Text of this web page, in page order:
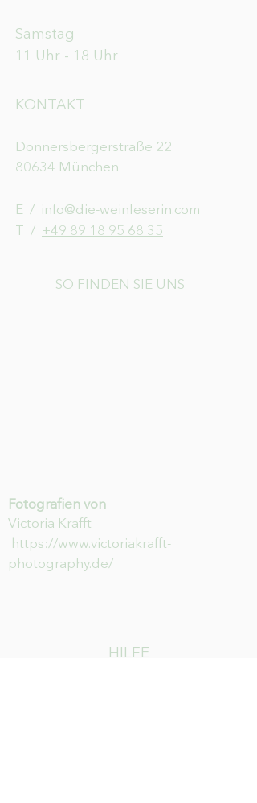
Samstag
11 Uhr - 18 Uhr
KONTAKT
Donnersbergerstraße 22
80634 München
E / info@die-weinleserin.com
​T / +49 89 18 95 68 35
SO FINDEN SIE UNS
Fotografien von
Victoria Krafft
https://www.victoriakrafft-
photography.de/
HILFE